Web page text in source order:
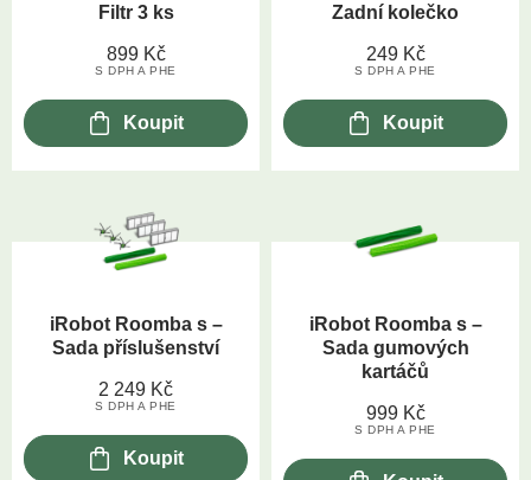
Filtr 3 ks
899 Kč
S DPH A PHE
Koupit
Zadní kolečko
249 Kč
S DPH A PHE
Koupit
iRobot Roomba s –
Sada příslušenství
2 249 Kč
S DPH A PHE
Koupit
iRobot Roomba s –
Sada gumových
kartáčů
999 Kč
S DPH A PHE